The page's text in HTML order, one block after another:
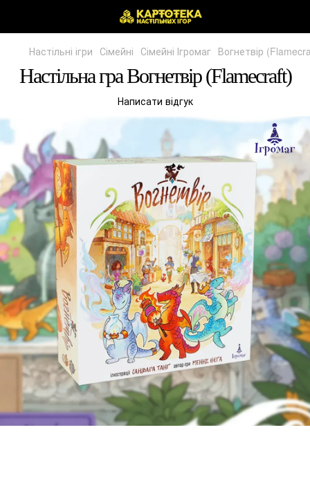
Настільні ігри Сімейні Сімейні Ігромаг Вогнетвір
Настільна гра Вогнетвір (Flamecraft)
Написати відгук